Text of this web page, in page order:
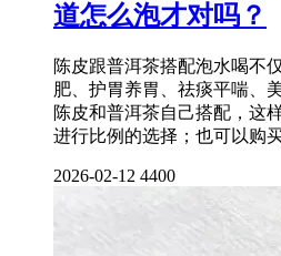
道怎么泡才对吗？
陈皮跟普洱茶搭配泡水喝不
肥、护胃养胃、祛痰平喘
陈皮和普洱茶自己搭配，这
进行比例的选择；也可以购
2026-02-12 4400